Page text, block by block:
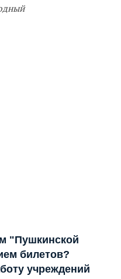
"Пушкинской
билетов?
учреждений